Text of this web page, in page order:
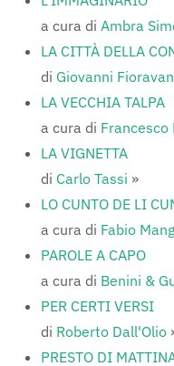
a cura di Ambra
LA CITTÀ DELLA
di Giovanni
LA VECCHIA TALPA
a cura di Francesco
LA VIGNETTA
di Carlo Tassi »
LO CUNTO DE LI
a cura di Fabio
PAROLE A CAPO
a cura di Benini &
PER CERTI VERSI
di Roberto Dall'Olio
PRESTO DI